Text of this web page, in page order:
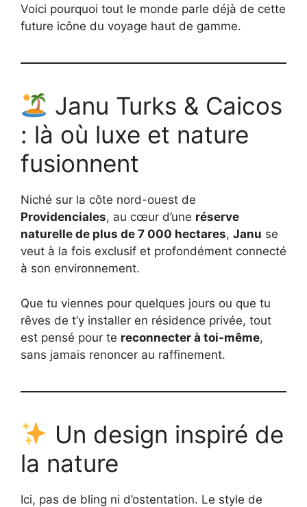
Voici pourquoi tout le monde parle déjà de cette
future icône du voyage haut de gamme.
Janu Turks & Caicos
: là où luxe et nature
fusionnent
Niché sur la côte nord-ouest de
Providenciales, au cœur d’une réserve
naturelle de plus de 7 000 hectares, Janu se
veut à la fois exclusif et profondément connecté
à son environnement.
Que tu viennes pour quelques jours ou que tu
rêves de t’y installer en résidence privée, tout
est pensé pour te reconnecter à toi-même,
sans jamais renoncer au raffinement.
Un design inspiré de
la nature
Ici, pas de bling ni d’ostentation. Le style de